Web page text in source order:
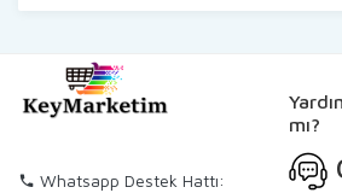
Whatsapp Destek Hattı:
mı?